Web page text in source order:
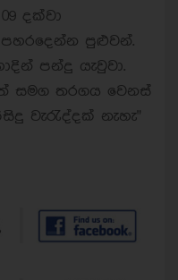
දක්වා
පුළුවන්.
පන්දු යැවුවා.
සමග තරගය වෙනස්
වැරැද්දක් නැහැ"